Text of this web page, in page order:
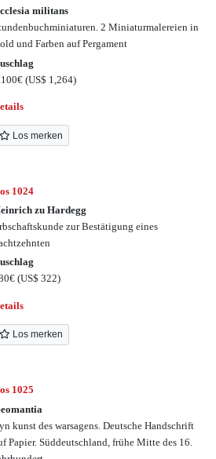
militans
2 Miniaturmalereien in
und Farben auf Pergament
(US$ 1,264)
Los merken
1024
zu Hardegg
zur Bestätigung eines
(US$ 322)
Los merken
1025
kunst des warsagens. Deutsche Handschrift
Papier. Süddeutschland, frühe Mitte des 16.